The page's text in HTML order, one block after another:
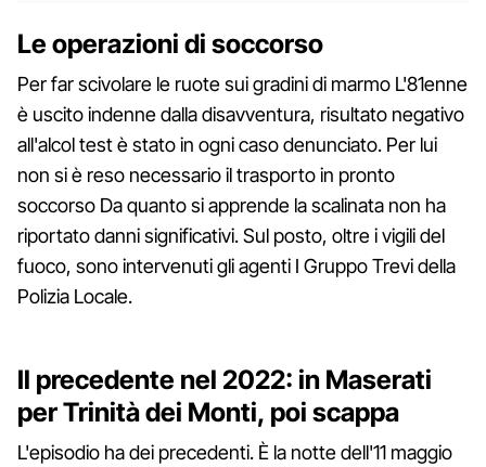
Le operazioni di soccorso
Per far scivolare le ruote sui gradini di marmo L'81enne
è uscito indenne dalla disavventura, risultato negativo
all'alcol test è stato in ogni caso denunciato. Per lui
non si è reso necessario il trasporto in pronto
soccorso Da quanto si apprende la scalinata non ha
riportato danni significativi. Sul posto, oltre i vigili del
fuoco, sono intervenuti gli agenti I Gruppo Trevi della
Polizia Locale.
Il precedente nel 2022: in Maserati
per Trinità dei Monti, poi scappa
L'episodio ha dei precedenti. È la notte dell'11 maggio